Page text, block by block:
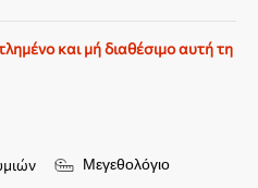
και μή διαθέσιμο αυτή τη
Μεγεθολόγιο